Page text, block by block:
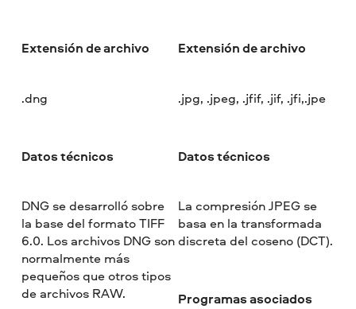
Extensión de archivo
.dng
Datos técnicos
DNG se desarrolló sobre
la base del formato TIFF
6.0. Los archivos DNG son
normalmente más
pequeños que otros tipos
de archivos RAW.
Extensión de archivo
.jpg, .jpeg, .jfif, .jif, .jfi,.jpe
Datos técnicos
La compresión JPEG se
basa en la transformada
discreta del coseno (DCT).
Programas asociados